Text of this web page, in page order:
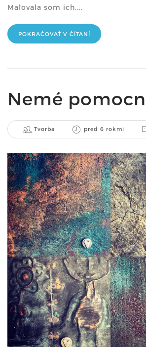
Maľovala som ich,...
POKRAČOVAŤ V ČÍTANÍ
Nemé
Tvorba pred 6 rokmi